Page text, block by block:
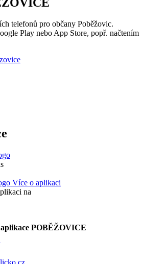
telefonů pro občany Poběžovic.
Play nebo App Store, popř. načtením
Více o aplikaci
na
POBĚŽOVICE